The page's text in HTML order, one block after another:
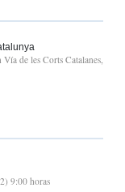
de les Corts Catalanes,
9:00 horas